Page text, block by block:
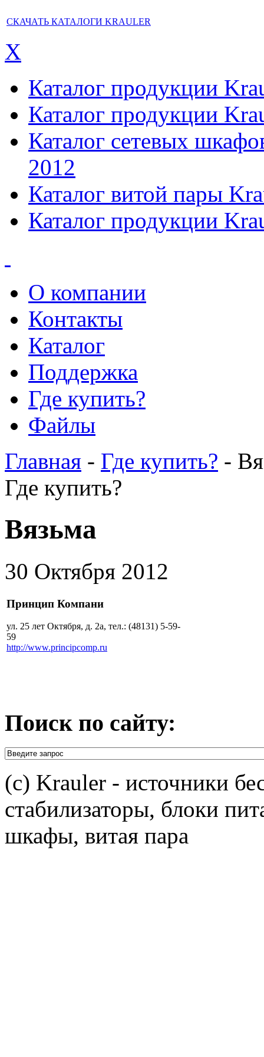
СКАЧАТЬ КАТАЛОГИ KRAULER
X
Каталог продукции
Каталог продукции
Каталог сетевых
2012
Каталог витой пары
Каталог продукции
О компании
Контакты
Каталог
Поддержка
Где купить?
Файлы
Главная - Где купить? -
Где купить?
Вязьма
30 Октября 2012
Принцип Компани
ул. 25 лет Октября, д. 2а, тел.: (48131) 5-59-
59
http://www.principcomp.ru
Поиск по сайту:
(c) Krauler - источники
стабилизаторы, блоки
шкафы, витая пара